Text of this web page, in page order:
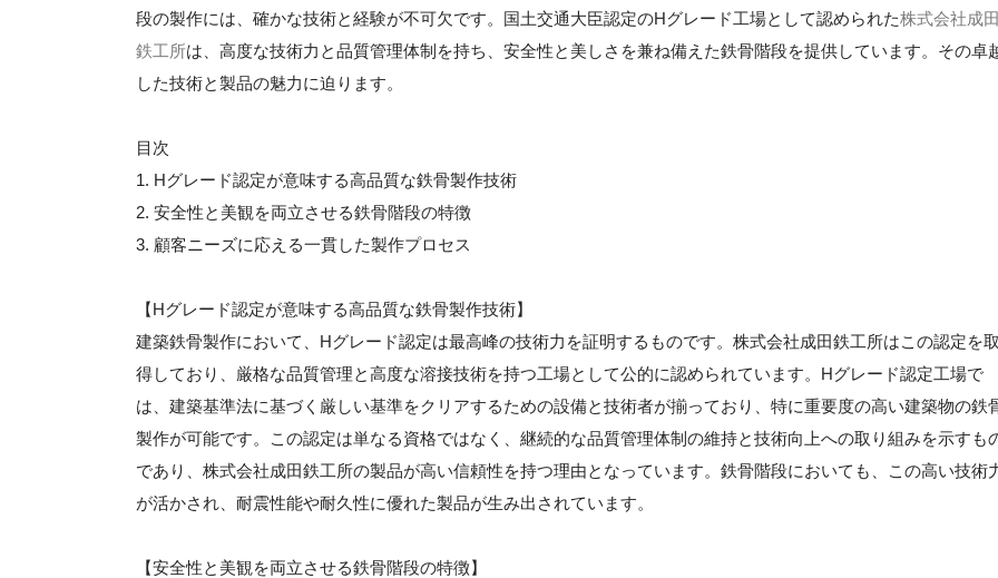
段の製作には、確かな技術と経験が不可欠です。国土交通大臣認定のHグレード工場として認められた株式会社成田
鉄工所は、高度な技術力と品質管理体制を持ち、安全性と美しさを兼ね備えた鉄骨階段を提供しています。その卓
した技術と製品の魅力に迫ります。
目次
1. Hグレード認定が意味する高品質な鉄骨製作技術
2. 安全性と美観を両立させる鉄骨階段の特徴
3. 顧客ニーズに応える一貫した製作プロセス
【Hグレード認定が意味する高品質な鉄骨製作技術】
建築鉄骨製作において、Hグレード認定は最高峰の技術力を証明するものです。株式会社成田鉄工所はこの認定を取
得しており、厳格な品質管理と高度な溶接技術を持つ工場として公的に認められています。Hグレード認定工場で
は、建築基準法に基づく厳しい基準をクリアするための設備と技術者が揃っており、特に重要度の高い建築物の鉄
製作が可能です。この認定は単なる資格ではなく、継続的な品質管理体制の維持と技術向上への取り組みを示すも
であり、株式会社成田鉄工所の製品が高い信頼性を持つ理由となっています。鉄骨階段においても、この高い技術
が活かされ、耐震性能や耐久性に優れた製品が生み出されています。
【安全性と美観を両立させる鉄骨階段の特徴】